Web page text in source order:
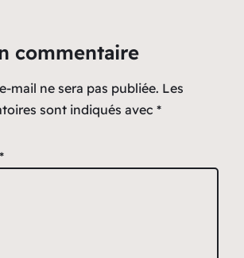
commentaire
mail ne sera pas publiée. Les
sont indiqués avec *
*